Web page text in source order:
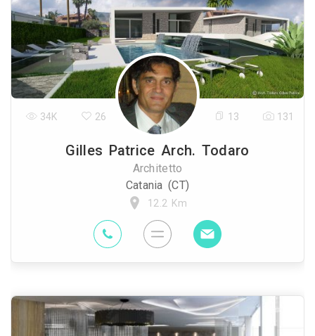
Gilles Patrice Arch. Todaro
Architetto
Catania (CT)
12.2 Km
34K 26 13 131